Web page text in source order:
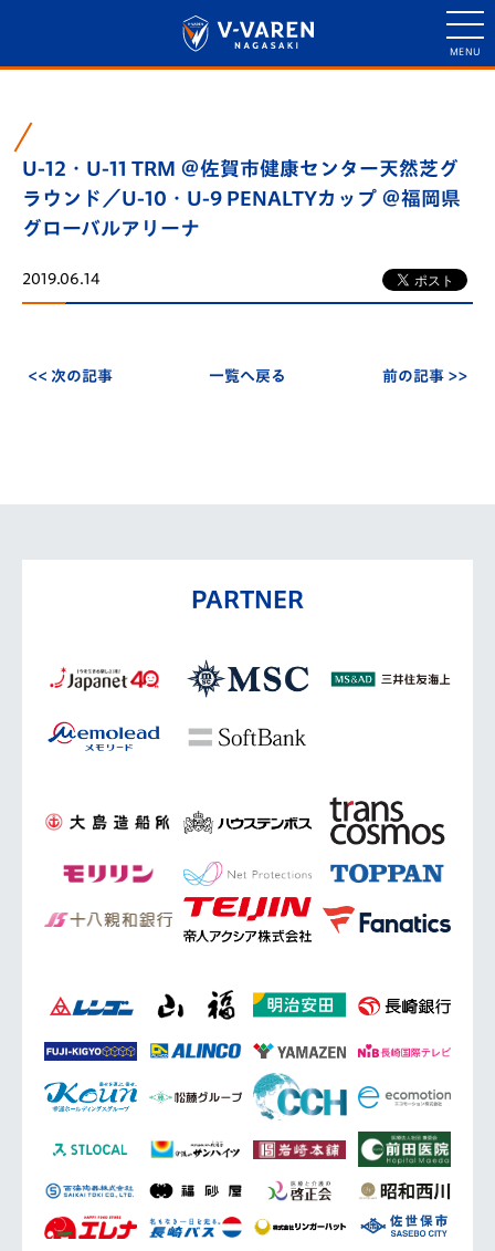
U-12・U-11 TRM ＠佐賀市健康センター天然芝グ
ラウンド／U-10・U-9 PENALTYカップ ＠福岡県
グローバルアリーナ
2019.06.14
<< 次の記事 一覧へ戻る 前の記事 >>
PARTNER